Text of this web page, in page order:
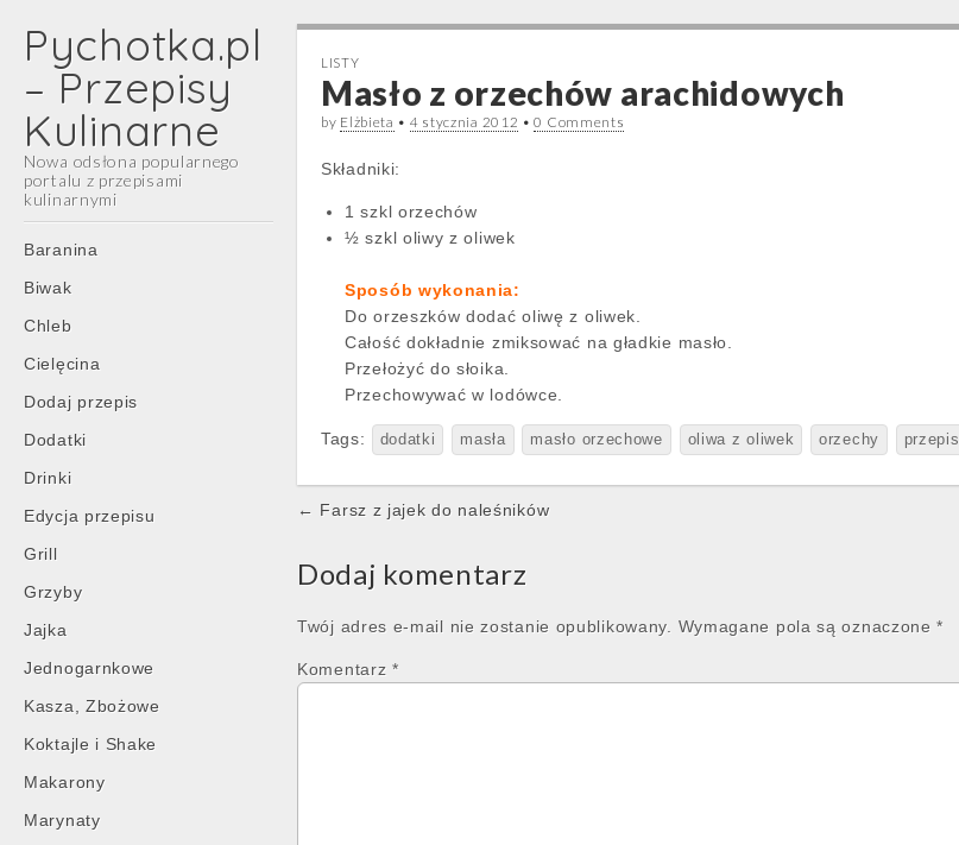
Pychotka.pl
– Przepisy
Kulinarne
Nowa odsłona popularnego
portalu z przepisami
kulinarnymi
Main
menu
Skip
content
Baranina
Biwak
Chleb
Cielęcina
Dodaj przepis
Dodatki
Drinki
Edycja przepisu
Grill
Grzyby
Jajka
Jednogarnkowe
Kasza, Zbożowe
Koktajle i Shake
Makarony
Marynaty
LISTY
Masło z orzechów arachidowych
by Elżbieta • 4 stycznia 2012 •0 Comments
Składniki:
1 szkl orzechów
½ szkl oliwy z oliwek
Sposób wykonania:
Do orzeszków dodać oliwę z oliwek.
Całość dokładnie zmiksować na gładkie masło.
Przełożyć do słoika.
Przechowywać w lodówce.
Tags: dodatki masła masło orzechowe oliwa z oliwek orzechy przepis
Post
← Farsz z jajek do naleśników
Dodaj komentarz
Twój adres e-mail nie zostanie opublikowany. Wymagane pola są oznaczone*
Komentarz *